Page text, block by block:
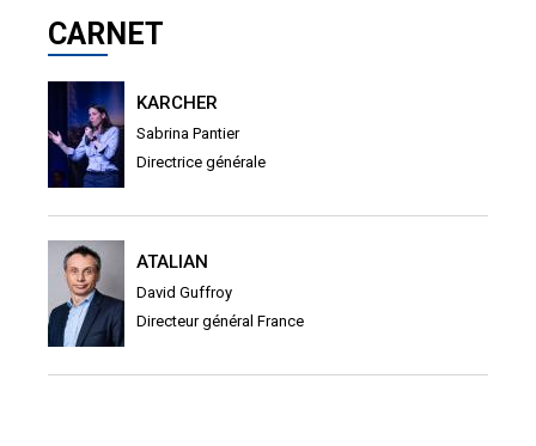
CARNET
KARCHER
Sabrina Pantier
Directrice générale
ATALIAN
David Guffroy
Directeur général France